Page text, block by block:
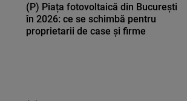
(P) Piața fotovoltaică din București
în 2026: ce se schimbă pentru
proprietarii de case și firme